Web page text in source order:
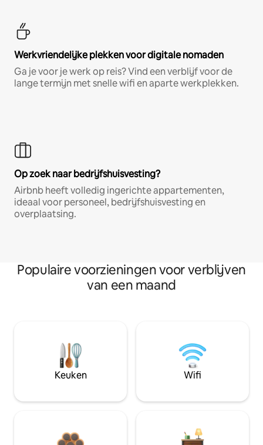
Werkvriendelijke plekken voor digitale nomaden
Ga je voor je werk op reis? Vind een verblijf voor de
lange termijn met snelle wifi en aparte werkplekken.
Op zoek naar bedrijfshuisvesting?
Airbnb heeft volledig ingerichte appartementen,
ideaal voor personeel, bedrijfshuisvesting en
overplaatsing.
Populaire voorzieningen voor verblijven
van een maand
Keuken Wifi